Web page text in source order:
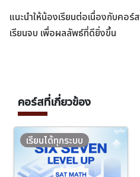
แนะนำให้น้องเรียนต่อเนื่องกับคอร์ส
เรียนจบ เพื่อผลลัพธ์ที่ดียิ่งขึ้น
คอร์สที่เกี่ยวข้อง
เรียนได้ทุกระบบ